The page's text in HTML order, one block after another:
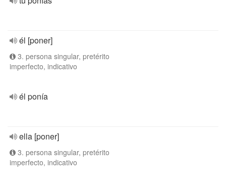
él [poner]
3. persona singular, pretérito
imperfecto, indicativo
él ponía
ella [poner]
3. persona singular, pretérito
imperfecto, indicativo